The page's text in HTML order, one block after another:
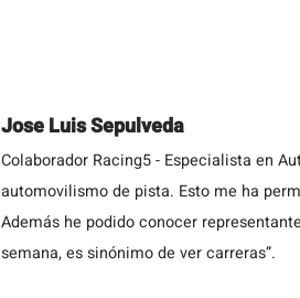
Jose Luis Sepulveda
Colaborador Racing5 - Especialista en
automovilismo de pista. Esto me ha
Además he podido conocer
semana, es sinónimo de ver carreras”.